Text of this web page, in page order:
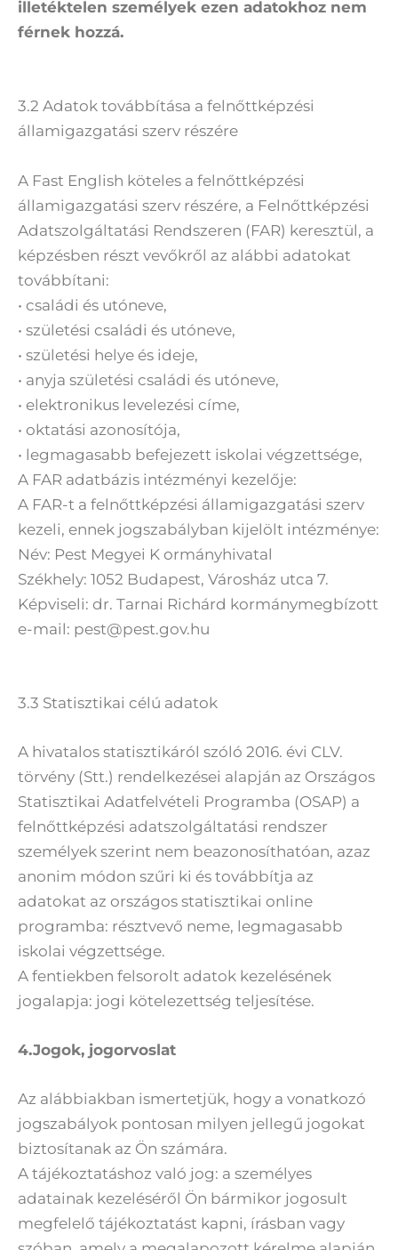
illetéktelen személyek ezen adatokhoz nem
férnek hozzá.
3.2 Adatok továbbítása a felnőttképzési
államigazgatási szerv részére
A Fast English köteles a felnőttképzési
államigazgatási szerv részére, a Felnőttképzési
Adatszolgáltatási Rendszeren (FAR) keresztül, a
képzésben részt vevőkről az alábbi adatokat
továbbítani:
• családi és utóneve,
• születési családi és utóneve,
• születési helye és ideje,
• anyja születési családi és utóneve,
• elektronikus levelezési címe,
• oktatási azonosítója,
• legmagasabb befejezett iskolai végzettsége,
A FAR adatbázis intézményi kezelője:
A FAR-t a felnőttképzési államigazgatási szerv
kezeli, ennek jogszabályban kijelölt intézménye:
Név: Pest Megyei K ormányhivatal
Székhely: 1052 Budapest, Városház utca 7.
Képviseli: dr. Tarnai Richárd kormánymegbízott
e-mail: pest@pest.gov.hu
3.3 Statisztikai célú adatok
A hivatalos statisztikáról szóló 2016. évi CLV.
törvény (Stt.) rendelkezései alapján az Országos
Statisztikai Adatfelvételi Programba (OSAP) a
felnőttképzési adatszolgáltatási rendszer
személyek szerint nem beazonosíthatóan, azaz
anonim módon szűri ki és továbbítja az
adatokat az országos statisztikai online
programba: résztvevő neme, legmagasabb
iskolai végzettsége.
A fentiekben felsorolt adatok kezelésének
jogalapja: jogi kötelezettség teljesítése.
4.Jogok, jogorvoslat
Az alábbiakban ismertetjük, hogy a vonatkozó
jogszabályok pontosan milyen jellegű jogokat
biztosítanak az Ön számára.
A tájékoztatáshoz való jog: a személyes
adatainak kezeléséről Ön bármikor jogosult
megfelelő tájékoztatást kapni, írásban vagy